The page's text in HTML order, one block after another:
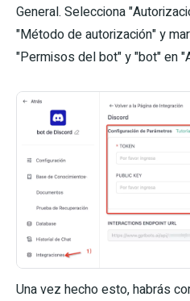
General. Selecciona
"Método de autorización" y
"Permisos del bot" y "bot" en
Una vez hecho esto, habrás